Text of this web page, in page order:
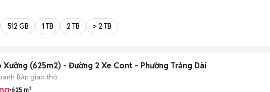
512 GB 1 TB 2 TB > 2 TB
Xưởng (625m2) - Đường 2 Xe Cont - Phường Trảng Dài
Bàn giao thô
625 m²